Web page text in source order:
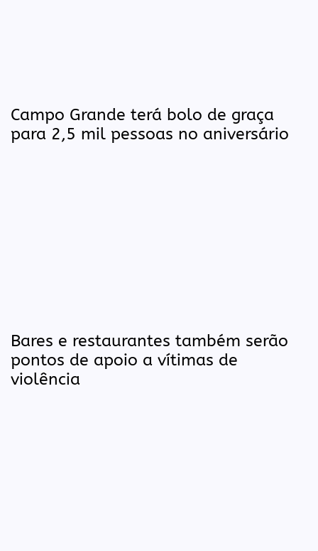
Campo Grande terá bolo de graça
para 2,5 mil pessoas no aniversário
Bares e restaurantes também serão
pontos de apoio a vítimas de
violência